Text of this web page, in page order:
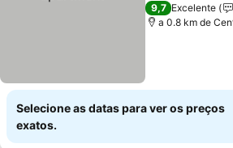
9,7 Excelente
a 0.8 km de
Selecione as datas para ver os preços
exatos.